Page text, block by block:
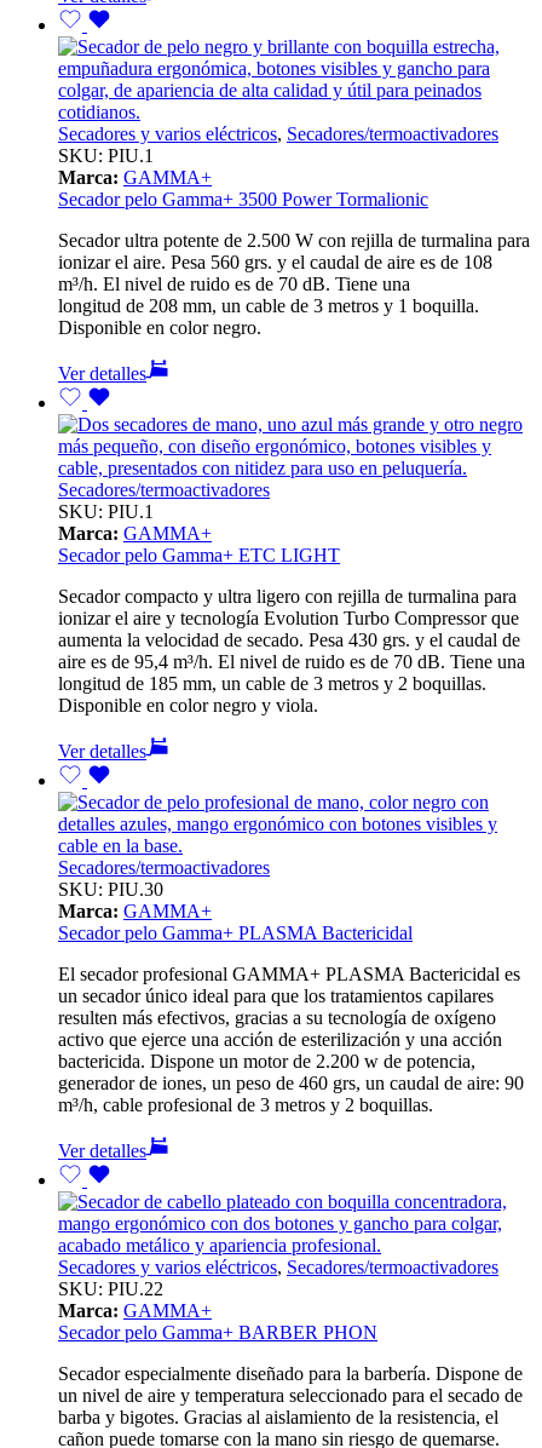
Secadores y varios eléctricos, Secadores/termoactivadores
SKU: PIU.1
Marca: GAMMA+
Secador pelo Gamma+ 3500 Power Tormalionic
Secador ultra potente de 2.500 W con rejilla de turmalina para
ionizar el aire. Pesa 560 grs. y el caudal de aire es de 108
m³/h. El nivel de ruido es de 70 dB. Tiene una
longitud de 208 mm, un cable de 3 metros y 1 boquilla.
Disponible en color negro.
Ver detalles
Secadores/termoactivadores
SKU: PIU.1
Marca: GAMMA+
Secador pelo Gamma+ ETC LIGHT
Secador compacto y ultra ligero con rejilla de turmalina para
ionizar el aire y tecnología Evolution Turbo Compressor que
aumenta la velocidad de secado. Pesa 430 grs. y el caudal de
aire es de 95,4 m³/h. El nivel de ruido es de 70 dB. Tiene una
longitud de 185 mm, un cable de 3 metros y 2 boquillas.
Disponible en color negro y viola.
Ver detalles
Secadores/termoactivadores
SKU: PIU.30
Marca: GAMMA+
Secador pelo Gamma+ PLASMA Bactericidal
El secador profesional GAMMA+ PLASMA Bactericidal es
un secador único ideal para que los tratamientos capilares
resulten más efectivos, gracias a su tecnología de oxígeno
activo que ejerce una acción de esterilización y una acción
bactericida. Dispone un motor de 2.200 w de potencia,
generador de iones, un peso de 460 grs, un caudal de aire: 90
m³/h, cable profesional de 3 metros y 2 boquillas.
Ver detalles
Secadores y varios eléctricos, Secadores/termoactivadores
SKU: PIU.22
Marca: GAMMA+
Secador pelo Gamma+ BARBER PHON
Secador especialmente diseñado para la barbería. Dispone de
un nivel de aire y temperatura seleccionado para el secado de
barba y bigotes. Gracias al aislamiento de la resistencia, el
cañon puede tomarse con la mano sin riesgo de quemarse.